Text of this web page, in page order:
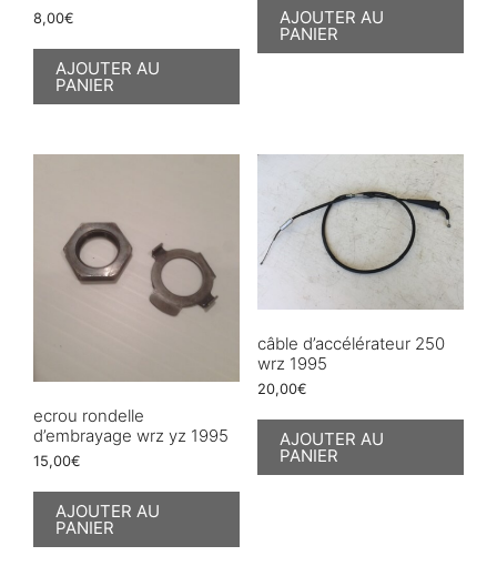
8,00€
AJOUTER AU
PANIER
AJOUTER AU
PANIER
ecrou rondelle
d’embrayage wrz yz 1995
15,00€
AJOUTER AU
PANIER
câble d’accélérateur 250
wrz 1995
20,00€
AJOUTER AU
PANIER